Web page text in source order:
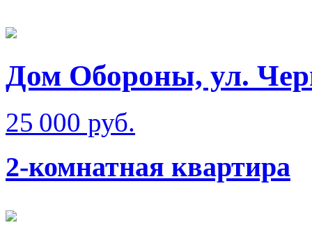
Дом Обороны, ул.
25 000 руб.
2-комнатная квартира